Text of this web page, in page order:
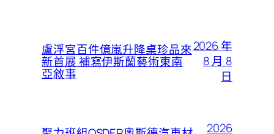
盧浮宮百件億嵐升降桌珍品來
新首展 補寫伊斯蘭藝術東南
亞敘事
2026 年
8 月 8
日
2026